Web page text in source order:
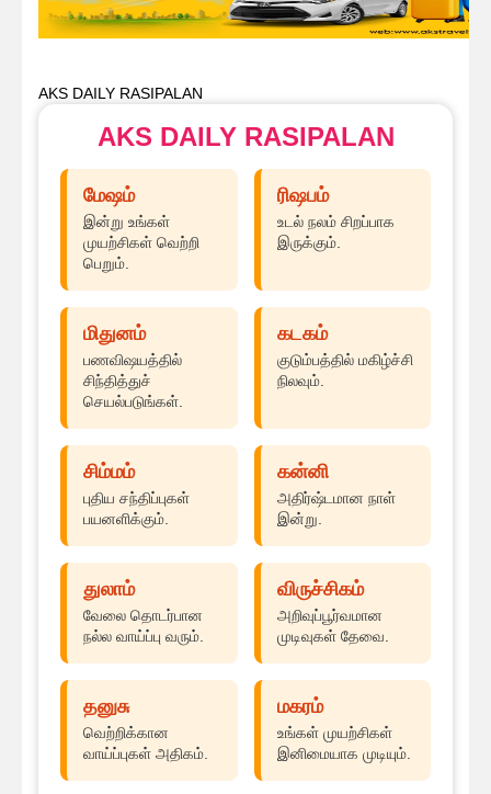
AKS DAILY RASIPALAN
AKS DAILY RASIPALAN
மேஷம்
இன்று உங்கள்
முயற்சிகள் வெற்றி
பெறும்.
ரிஷபம்
உடல் நலம் சிறப்பாக
இருக்கும்.
மிதுனம்
பணவிஷயத்தில்
சிந்தித்துச்
செயல்படுங்கள்.
கடகம்
குடும்பத்தில் மகிழ்ச்சி
நிலவும்.
சிம்மம்
புதிய சந்திப்புகள்
பயனளிக்கும்.
கன்னி
அதிர்ஷ்டமான நாள்
இன்று.
துலாம்
வேலை தொடர்பான
நல்ல வாய்ப்பு வரும்.
விருச்சிகம்
அறிவுப்பூர்வமான
முடிவுகள் தேவை.
தனுசு
வெற்றிக்கான
வாய்ப்புகள் அதிகம்.
மகரம்
உங்கள் முயற்சிகள்
இனிமையாக முடியும்.